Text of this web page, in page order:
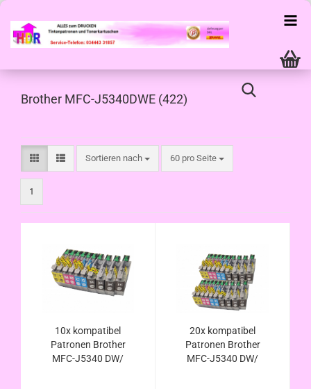
Brother MFC-J5340DWE (422)
Sortieren nach
Sortieren nach 60 pro Seite
pro Seite
1
10x kompatibel
Patronen Brother
MFC-J5340 DW/
20x kompatibel
Patronen Brother
MFC-J5340 DW/